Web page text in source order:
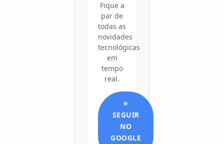
Fique a
par de
todas as
novidades
tecnológicas
em
tempo
real.
⭐
SEGUIR
NO
GOOGLE